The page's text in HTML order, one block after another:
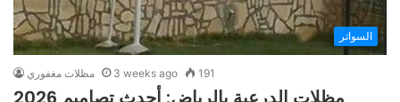
السواتر
مظلات مغفوري 3 weeks ago 191